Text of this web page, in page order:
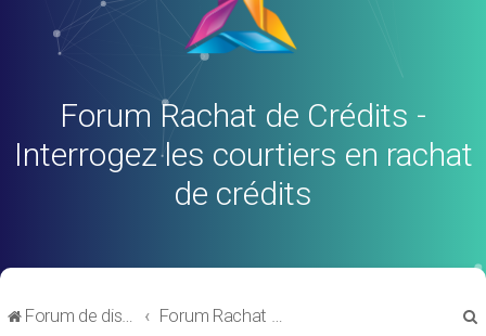
Forum Rachat de Crédits -
Interrogez les courtiers en rachat
de crédits
Forum de discussions sur le Regroupement de Crédits et le Rachat de Crédits Forum Rachat de Crédits